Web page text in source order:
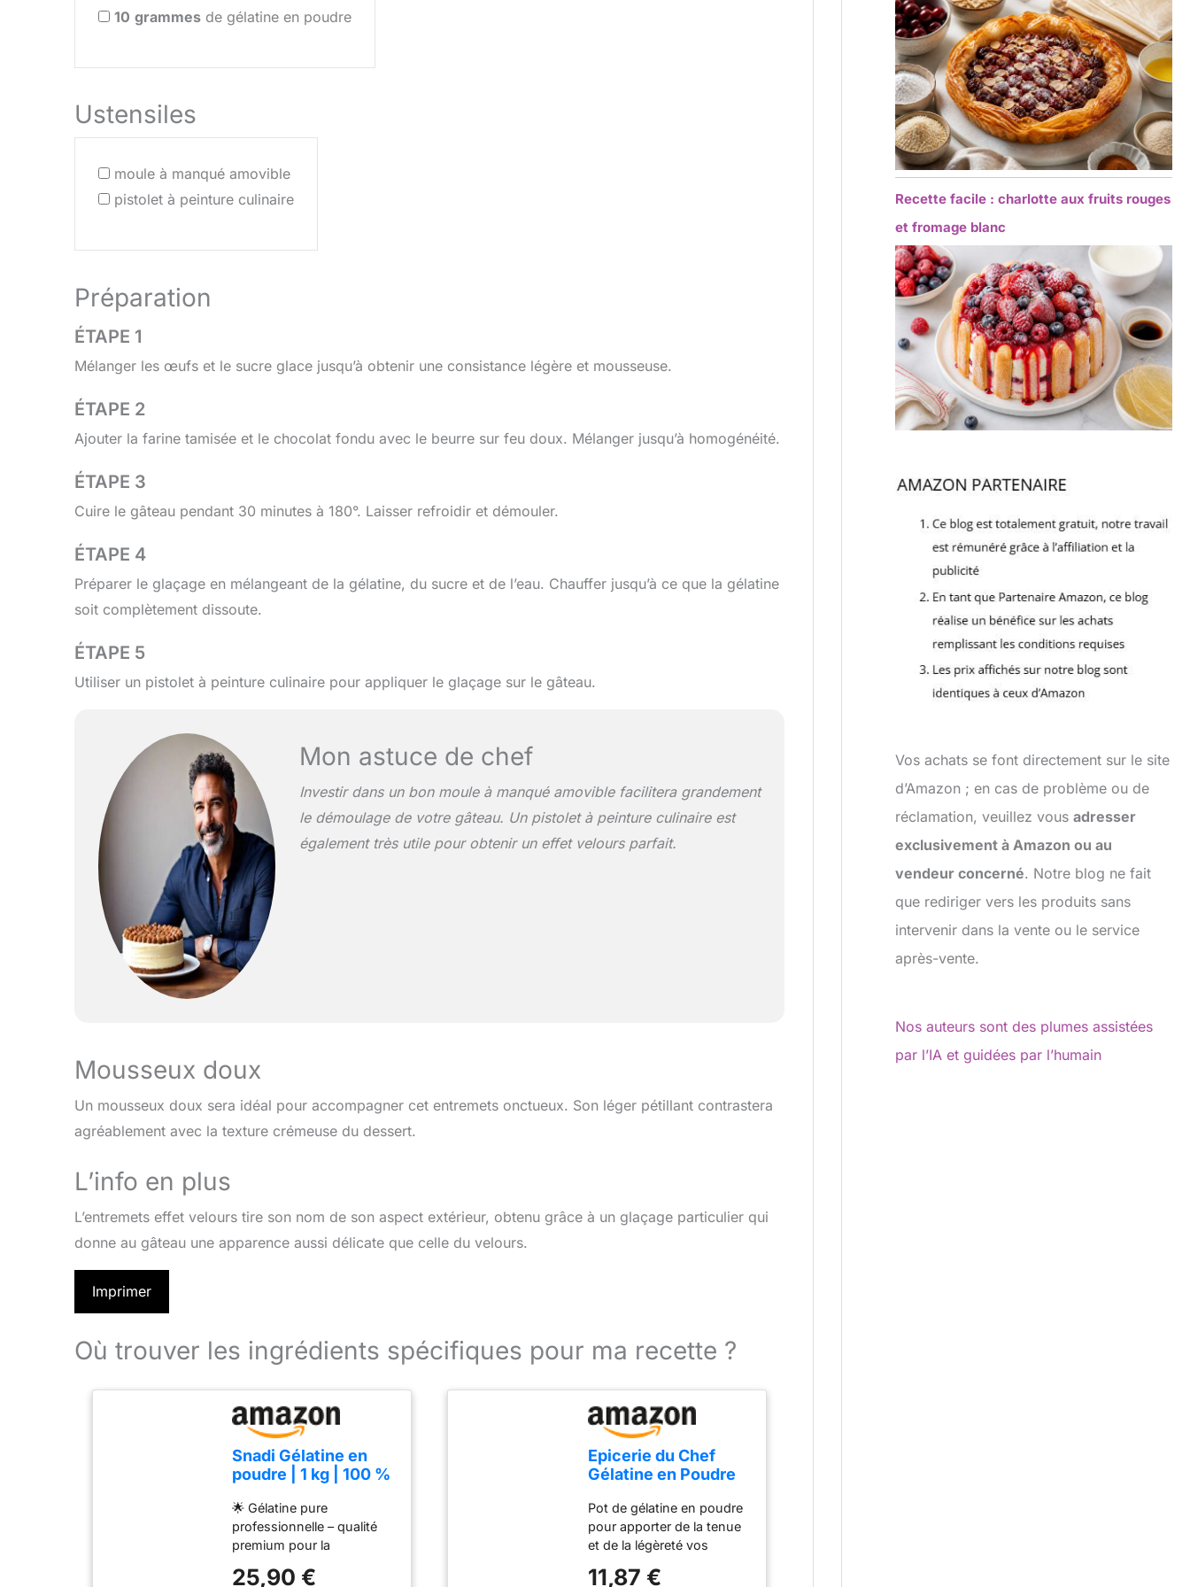
10 grammes de gélatine en poudre
Ustensiles
moule à manqué amovible
pistolet à peinture culinaire
Préparation
ÉTAPE 1
Mélanger les œufs et le sucre glace jusqu’à obtenir une consistance légère et mousseuse.
ÉTAPE 2
Ajouter la farine tamisée et le chocolat fondu avec le beurre sur feu doux. Mélanger jusqu’à homogénéité.
ÉTAPE 3
Cuire le gâteau pendant 30 minutes à 180°. Laisser refroidir et démouler.
ÉTAPE 4
Préparer le glaçage en mélangeant de la gélatine, du sucre et de l’eau. Chauffer jusqu’à ce que la gélatine
soit complètement dissoute.
ÉTAPE 5
Utiliser un pistolet à peinture culinaire pour appliquer le glaçage sur le gâteau.
Mon astuce de chef
Investir dans un bon moule à manqué amovible facilitera grandement
le démoulage de votre gâteau. Un pistolet à peinture culinaire est
également très utile pour obtenir un effet velours parfait.
Mousseux doux
Un mousseux doux sera idéal pour accompagner cet entremets onctueux. Son léger pétillant contrastera
agréablement avec la texture crémeuse du dessert.
L’info en plus
L’entremets effet velours tire son nom de son aspect extérieur, obtenu grâce à un glaçage particulier qui
donne au gâteau une apparence aussi délicate que celle du velours.
Imprimer
Où trouver les ingrédients spécifiques pour ma recette ?
Snadi Gélatine en
poudre | 1 kg | 100 %
qualité
professionnelle |
Riche en acides
aminés précurseurs
🌟 Gélatine pure
professionnelle – qualité
premium pour la
nutrition saine 🌟 Gélatine
25,90 €
Epicerie du Chef
Gélatine en Poudre
Pot de gélatine en poudre
pour apporter de la tenue
et de la légèreté vos
flans, mousses, bonbons
11,87 €
Recette facile : charlotte aux fruits rouges
et fromage blanc
Vos achats se font directement sur le site
d’Amazon ; en cas de problème ou de
réclamation, veuillez vousadresser
exclusivement à Amazon ou au
vendeur concerné. Notre blog ne fait
que rediriger vers les produits sans
intervenir dans la vente ou le service
après-vente.
Nos auteurs sont des plumes assistées
par l’IA et guidées par l’humain